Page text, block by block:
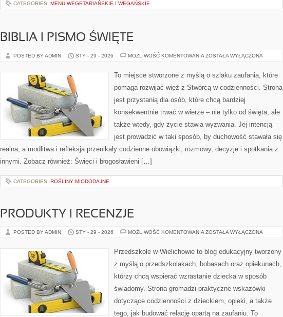
CATEGORIES: MENU WEGETARIAŃSKIE I WEGAŃSKIE
BIBLIA I PISMO ŚWIĘTE
POSTED BY ADMIN STY - 29 - 2026 MOŻLIWOŚĆ KOMENTOWANIA BIBLIA
ŚWIĘTE
ZOSTAŁA WYŁĄCZONA
To miejsce stworzone z myślą o szlaku zaufania, które
pomaga rozwijać więź z Stwórcą w codzienności. Strona
jest przystanią dla osób, które chcą bardziej
konsekwentnie trwać w wierze – nie tylko od święta, ale
także wtedy, gdy życie stawia wyzwania. Jej intencją
jest prowadzić w taki sposób, by duchowość stawała się
realna, a modlitwa i refleksja przenikały codzienne obowiązki, rozmowy, decyzje i spotkania z
innymi. Zobacz również: Święci i błogosławieni […]
CATEGORIES: ROŚLINY MIODODAJNE
PRODUKTY I RECENZJE
POSTED BY ADMIN STY - 29 - 2026 MOŻLIWOŚĆ KOMENTOWANIA PRODUKTY
ZOSTAŁA WYŁĄCZONA
Przedszkole w Wielichowie to blog edukacyjny tworzony
z myślą o przedszkolakach, bobasach oraz opiekunach,
którzy chcą wspierać wzrastanie dziecka w sposób
świadomy. Strona gromadzi praktyczne wskazówki
dotyczące codzienności z dzieckiem, opieki, a także
tego, jak budować relację opartą na zaufaniu. To